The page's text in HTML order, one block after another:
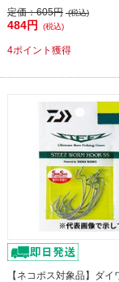
定価：605円 (税込)
484円 (税込)
4ポイント獲得
【ネコポス対象品】ダイ